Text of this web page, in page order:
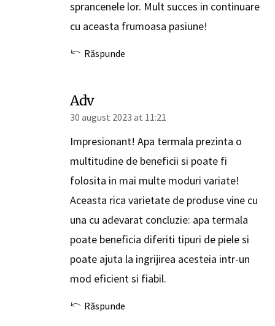
sprancenele lor. Mult succes in continuare
cu aceasta frumoasa pasiune!
Răspunde
Adv
30 august 2023 at 11:21
Impresionant! Apa termala prezinta o
multitudine de beneficii si poate fi
folosita in mai multe moduri variate!
Aceasta rica varietate de produse vine cu
una cu adevarat concluzie: apa termala
poate beneficia diferiti tipuri de piele si
poate ajuta la ingrijirea acesteia intr-un
mod eficient si fiabil.
Răspunde